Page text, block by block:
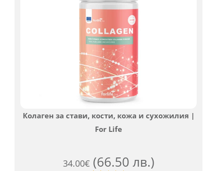
Колаген за стави, кости, кожа и сухожилия |
For Life
34.00€ (66.50 лв.)